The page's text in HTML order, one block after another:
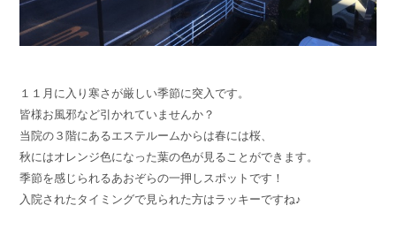
１１月に入り寒さが厳しい季節に突入です。
皆様お風邪など引かれていませんか？
当院の３階にあるエステルームからは春には桜、
秋にはオレンジ色になった葉の色が見ることができます。
季節を感じられるあおぞらの一押しスポットです！
入院されたタイミングで見られた方はラッキーですね♪